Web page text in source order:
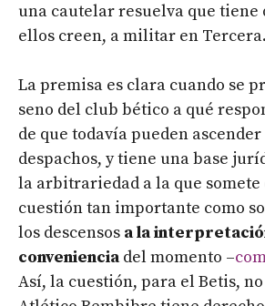
una cautelar resuelva que tiene
ellos creen, a militar en Tercera.
La premisa es clara cuando se
seno del club bético a qué
de que todavía pueden
despachos, y tiene una base
la arbitrariedad a la que somete
cuestión tan importante como
los descensos a la
conveniencia del momento –
Así, la cuestión, para el Betis,